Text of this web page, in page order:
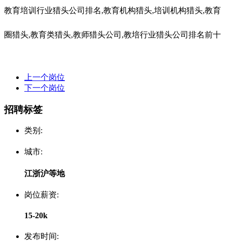
教育培训行业猎头公司排名,教育机构猎头,培训机构猎头,教育
圈猎头,教育类猎头,教师猎头公司,教培行业猎头公司排名前十
上一个岗位
下一个岗位
招聘标签
类别:
城市:
江浙沪等地
岗位薪资:
15-20k
发布时间: